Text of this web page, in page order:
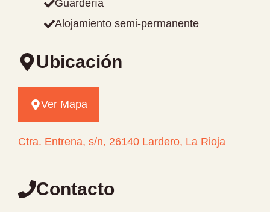
Guardería
Alojamiento semi-permanente
Ubicación
Ver Mapa
Ctra. Entrena, s/n, 26140 Lardero, La Rioja
Contacto